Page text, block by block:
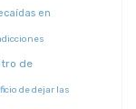
en
de
de dejar las